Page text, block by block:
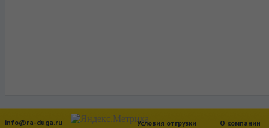
info@ra-duga.ru Условия отгрузки О компании